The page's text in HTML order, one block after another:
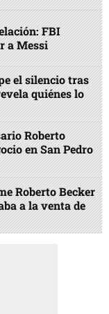
FBI
a Messi
el silencio tras
quiénes lo
Roberto
en San Pedro
Roberto Becker
a la venta de